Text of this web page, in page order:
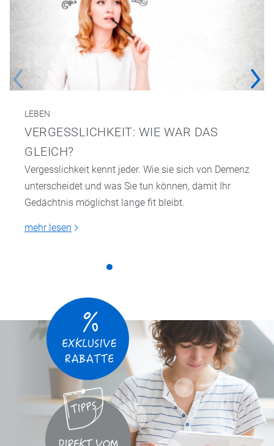
LEBEN
VERGESSLICHKEIT: WIE WAR DAS
GLEICH?
Vergesslichkeit kennt jeder. Wie sie sich von Demenz
unterscheidet und was Sie tun können, damit Ihr
Gedächtnis möglichst lange fit bleibt.
mehr lesen